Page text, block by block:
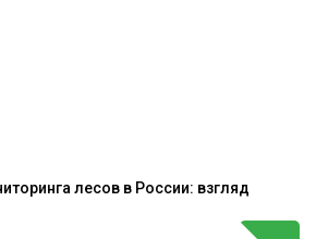
лесов в России: взгляд